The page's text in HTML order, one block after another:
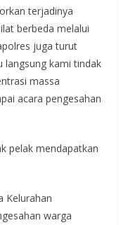
terjadinya
berbeda melalui
juga turut
langsung kami tindak
massa
acara pengesahan
pelak mendapatkan
Kelurahan
warga